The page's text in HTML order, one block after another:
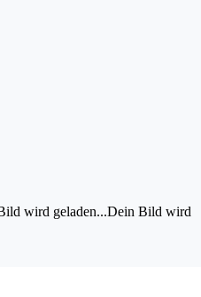
wird geladen...Dein Bild wird